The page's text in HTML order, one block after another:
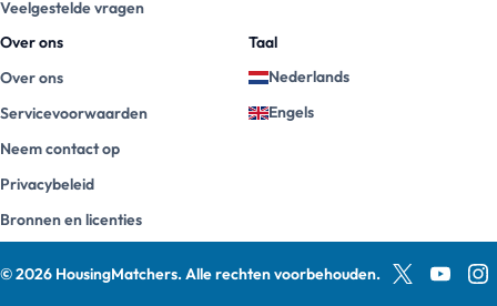
Veelgestelde vragen
Over ons
Over ons
Servicevoorwaarden
Neem contact op
Privacybeleid
Bronnen en licenties
Taal
Nederlands
Engels
©2026 HousingMatchers. Alle rechten voorbehouden.